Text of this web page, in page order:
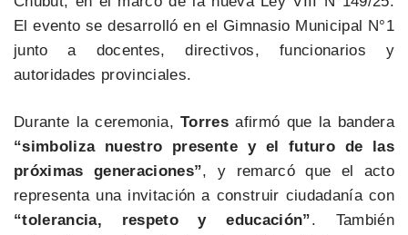
El evento se desarrolló en el Gimnasio Municipal N°1
junto a docentes, directivos, funcionarios y
autoridades provinciales.
Durante la ceremonia,Torres afirmó que la bandera
“simboliza nuestro presente y el futuro de las
próximas generaciones”, y remarcó que el acto
representa una invitación a construir ciudadanía con
“tolerancia, respeto y educación”. También